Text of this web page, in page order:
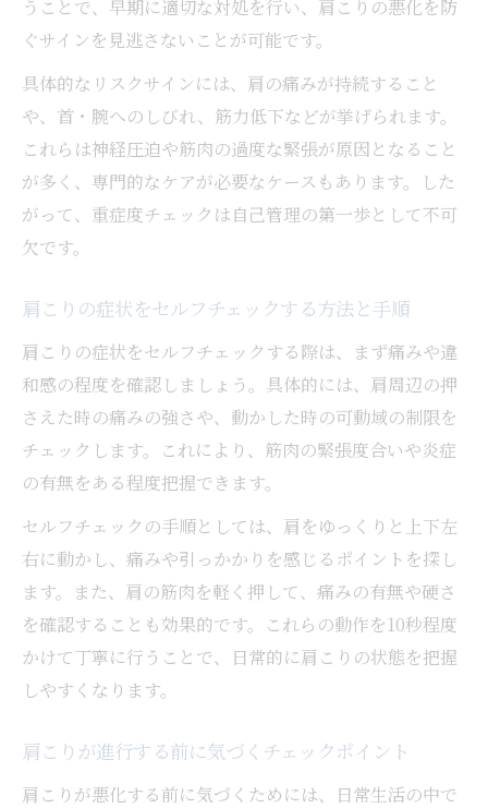
うことで、早期に適切な対処を行い、肩こりの悪化を防
ぐサインを見逃さないことが可能です。
具体的なリスクサインには、肩の痛みが持続すること
や、首・腕へのしびれ、筋力低下などが挙げられます。
これらは神経圧迫や筋肉の過度な緊張が原因となること
が多く、専門的なケアが必要なケースもあります。した
がって、重症度チェックは自己管理の第一歩として不可
欠です。
肩こりの症状をセルフチェックする方法と手順
肩こりの症状をセルフチェックする際は、まず痛みや違
和感の程度を確認しましょう。具体的には、肩周辺の押
さえた時の痛みの強さや、動かした時の可動域の制限を
チェックします。これにより、筋肉の緊張度合いや炎症
の有無をある程度把握できます。
セルフチェックの手順としては、肩をゆっくりと上下左
右に動かし、痛みや引っかかりを感じるポイントを探し
ます。また、肩の筋肉を軽く押して、痛みの有無や硬さ
を確認することも効果的です。これらの動作を10秒程度
かけて丁寧に行うことで、日常的に肩こりの状態を把握
しやすくなります。
肩こりが進行する前に気づくチェックポイント
肩こりが悪化する前に気づくためには、日常生活の中で